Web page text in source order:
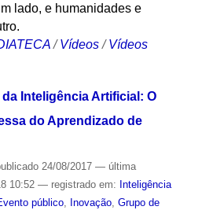
lado, e humanidades e
/Vídeos /Vídeos
Inteligência Artificial: O
do Aprendizado de
24/08/2017 — última
10:52 — registrado em: Inteligência
público, Inovação, Grupo de